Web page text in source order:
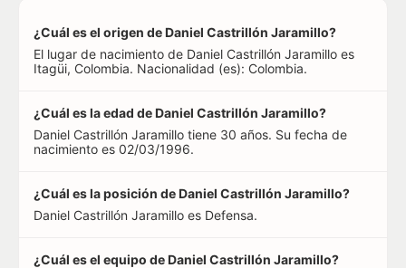
¿Cuál es el origen de Daniel Castrillón Jaramillo?
El lugar de nacimiento de Daniel Castrillón Jaramillo es
Itagüi, Colombia. Nacionalidad (es): Colombia.
¿Cuál es la edad de Daniel Castrillón Jaramillo?
Daniel Castrillón Jaramillo tiene 30 años. Su fecha de
nacimiento es 02/03/1996.
¿Cuál es la posición de Daniel Castrillón Jaramillo?
Daniel Castrillón Jaramillo es Defensa.
¿Cuál es el equipo de Daniel Castrillón Jaramillo?